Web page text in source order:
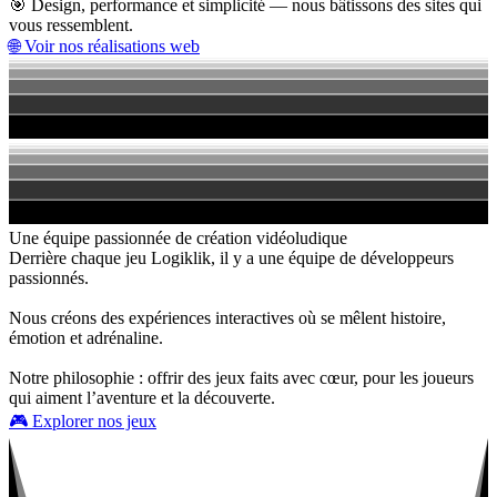
🎯 Design, performance et simplicité — nous bâtissons des sites qui
vous ressemblent.
🌐 Voir nos réalisations web
Une équipe passionnée de création vidéoludique
Derrière chaque jeu Logiklik, il y a une équipe de développeurs
passionnés.
Nous créons des expériences interactives où se mêlent histoire,
émotion et adrénaline.
Notre philosophie : offrir des jeux faits avec cœur, pour les joueurs
qui aiment l’aventure et la découverte.
🎮 Explorer nos jeux